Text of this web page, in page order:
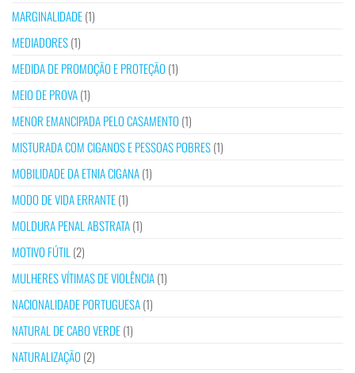
MARGINALIDADE(1)
MEDIADORES(1)
MEDIDA DE PROMOÇÃO E PROTEÇÃO (1)
MEIO DE PROVA(1)
MENOR EMANCIPADA PELO CASAMENTO (1)
MISTURADA COM CIGANOS E PESSOAS POBRES(1)
MOBILIDADE DA ETNIA CIGANA(1)
MODO DE VIDA ERRANTE(1)
MOLDURA PENAL ABSTRATA(1)
MOTIVO FÚTIL (2)
MULHERES VÍTIMAS DE VIOLÊNCIA(1)
NACIONALIDADE PORTUGUESA(1)
NATURAL DE CABO VERDE(1)
NATURALIZAÇÃO (2)